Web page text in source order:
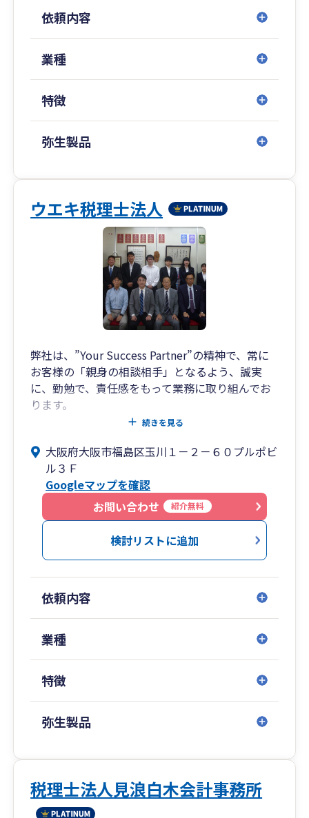
依頼内容
業種
特徴
弥生製品
ウエキ税理士法人
弊社は、”Your Success Partner”の精神で、常に
お客様の「親身の相談相手」となるよう、誠実
に、勤勉で、責任感をもって業務に取り組んでお
ります。
弊社の職員の名刺には、この”Your Success
したその瞬間からより良きパートナーとしての時
間を大切にしてまいります。
記帳指導→監査→経営助言→税務申告という一連
の流れの中で、どの段階からでもご支援させてい
ただきます。まずはお気軽にお声がけください。
続きを見る
大阪府大阪市福島区玉川１－２－６０プルポビ
ル３Ｆ
Googleマップを確認
お問い合わせ
紹介無料
検討リストに追加
依頼内容
業種
特徴
弥生製品
税理士法人見浪白木会計事務所